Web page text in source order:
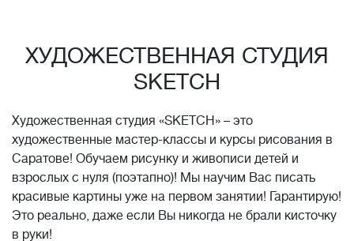
стоимость обучения!*
ХУДОЖЕСТВЕННАЯ СТУДИЯ
SKETCH
Художественная студия «SKETCH» – это
художественные мастер-классы и курсы рисования в
Саратове! Обучаем рисунку и живописи детей и
взрослых с нуля (поэтапно)! Мы научим Вас писать
красивые картины уже на первом занятии! Гарантирую!
Это реально, даже если Вы никогда не брали кисточку
в руки!